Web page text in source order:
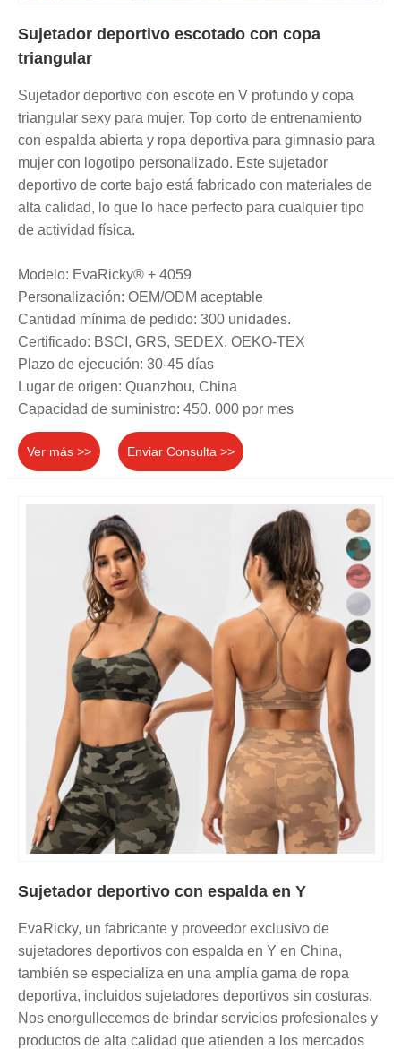
Sujetador deportivo escotado con copa
triangular
Sujetador deportivo con escote en V profundo y copa
triangular sexy para mujer. Top corto de entrenamiento
con espalda abierta y ropa deportiva para gimnasio para
mujer con logotipo personalizado. Este sujetador
deportivo de corte bajo está fabricado con materiales de
alta calidad, lo que lo hace perfecto para cualquier tipo
de actividad física.
Modelo: EvaRicky® + 4059
Personalización: OEM/ODM aceptable
Cantidad mínima de pedido: 300 unidades.
Certificado: BSCI, GRS, SEDEX, OEKO-TEX
Plazo de ejecución: 30-45 días
Lugar de origen: Quanzhou, China
Capacidad de suministro: 450. 000 por mes
Ver más >> Enviar Consulta >>
Sujetador deportivo con espalda en Y
EvaRicky, un fabricante y proveedor exclusivo de
sujetadores deportivos con espalda en Y en China,
también se especializa en una amplia gama de ropa
deportiva, incluidos sujetadores deportivos sin costuras.
Nos enorgullecemos de brindar servicios profesionales y
productos de alta calidad que atienden a los mercados